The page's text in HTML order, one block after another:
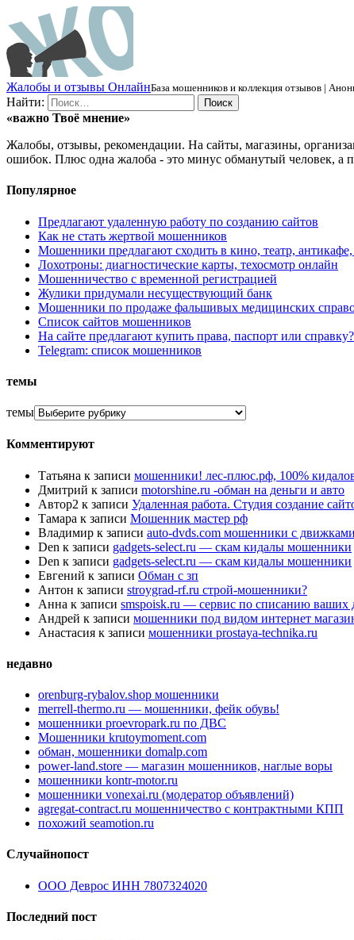
Жалобы и отзывы ОнлайнБаза мошенников и коллекция отзывов |
Найти:
«важно Твоё мнение»
Жалобы, отзывы, рекомендации. На сайты, магазины,
ошибок. Плюс одна жалоба - это минус обманутый человек, а
Популярное
Предлагают удаленную работу по созданию сайтов
Как не стать жертвой мошенников
Мошенники предлагают сходить в кино, театр, антикафе,
Лохотроны: диагностические карты, техосмотр онлайн
Мошенничество с временной регистрацией
Жулики придумали несуществующий банк
Мошенники по продаже фальшивых медицинских
Список сайтов мошенников
На сайте предлагают купить права, паспорт или
Telegram: список мошенников
темы
темы
Комментируют
Татьяна к записи мошенники! лес-плюс.рф, 100%
Дмитрий к записи motorshine.ru -обман на деньги и авто
Автор2 к записи Удаленная работа. Студия создание
Тамара к записи Мошенник мастер рф
Владимир к записи auto-dvds.com мошенники с движками
Den к записи gadgets-select.ru — скам кидалы мошенники
Den к записи gadgets-select.ru — скам кидалы мошенники
Евгений к записи Обман с зп
Антон к записи stroygrad-rf.ru строй-мошенники?
Анна к записи smspoisk.ru — сервис по списанию ваших
Андрей к записи мошенники под видом интернет
Анастасия к записи мошенники prostaya-technika.ru
недавно
orenburg-rybalov.shop мошенники
merrell-thermo.ru — мошенники, фейк обувь!
мошенники proevropark.ru по ДВС
Мошенники krutoymoment.com
обман, мошенники domalp.com
power-land.store — магазин мошенников, наглые воры
мошенники kontr-motor.ru
мошенники vonexai.ru (модератор объявлений)
agregat-contract.ru мошенничество с контрактными КПП
похожий seamotion.ru
Случайнопост
ООО Деврос ИНН 7807324020
Последний пост